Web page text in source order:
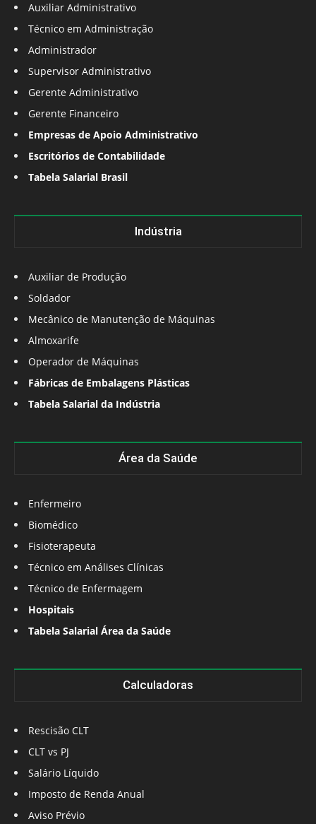
Auxiliar Administrativo
Técnico em Administração
Administrador
Supervisor Administrativo
Gerente Administrativo
Gerente Financeiro
Empresas de Apoio Administrativo
Escritórios de Contabilidade
Tabela Salarial Brasil
Indústria
Auxiliar de Produção
Soldador
Mecânico de Manutenção de Máquinas
Almoxarife
Operador de Máquinas
Fábricas de Embalagens Plásticas
Tabela Salarial da Indústria
Área da Saúde
Enfermeiro
Biomédico
Fisioterapeuta
Técnico em Análises Clínicas
Técnico de Enfermagem
Hospitais
Tabela Salarial Área da Saúde
Calculadoras
Rescisão CLT
CLT vs PJ
Salário Líquido
Imposto de Renda Anual
Aviso Prévio